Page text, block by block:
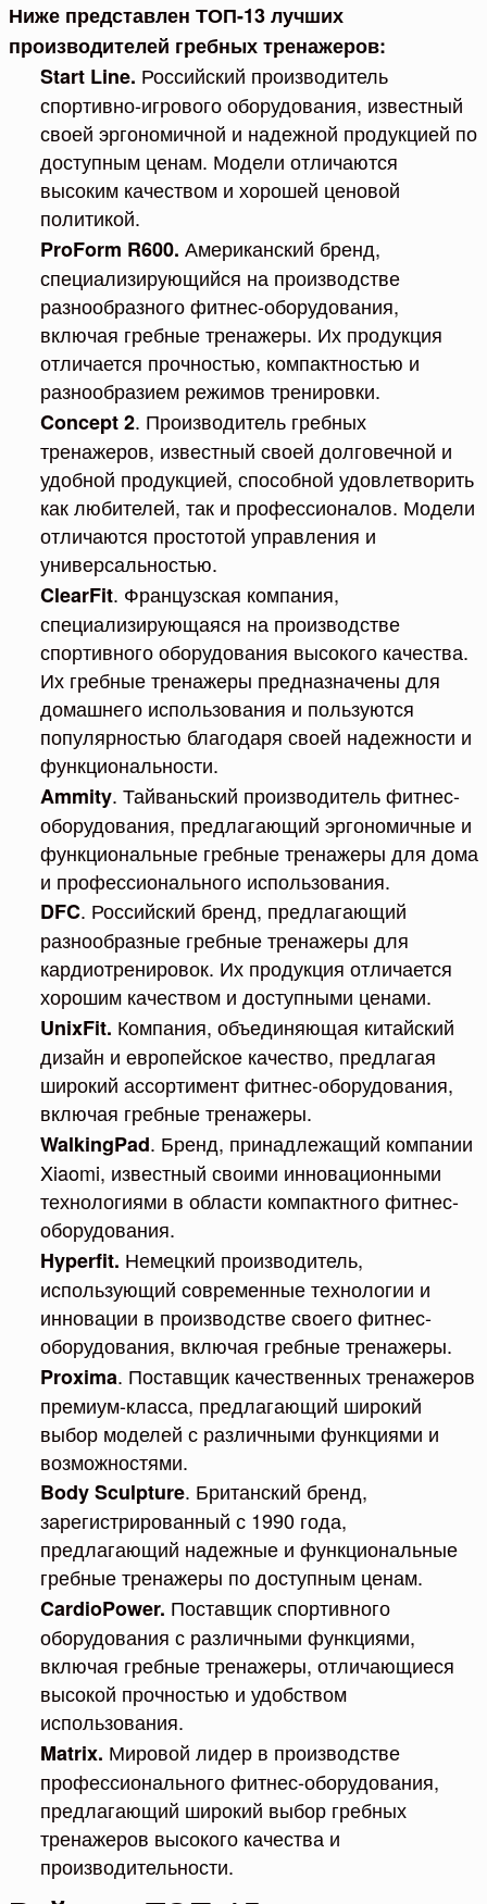
Ниже представлен ТОП-13 лучших
производителей гребных тренажеров:
Start Line. Российский производитель
спортивно-игрового оборудования, известный
своей эргономичной и надежной продукцией по
доступным ценам. Модели отличаются
высоким качеством и хорошей ценовой
политикой.
ProForm R600. Американский бренд,
специализирующийся на производстве
разнообразного фитнес-оборудования,
включая гребные тренажеры. Их продукция
отличается прочностью, компактностью и
разнообразием режимов тренировки.
Concept 2. Производитель гребных
тренажеров, известный своей долговечной и
удобной продукцией, способной удовлетворить
как любителей, так и профессионалов. Модели
отличаются простотой управления и
универсальностью.
ClearFit. Французская компания,
специализирующаяся на производстве
спортивного оборудования высокого качества.
Их гребные тренажеры предназначены для
домашнего использования и пользуются
популярностью благодаря своей надежности и
функциональности.
Ammity. Тайваньский производитель фитнес-
оборудования, предлагающий эргономичные и
функциональные гребные тренажеры для дома
и профессионального использования.
DFC. Российский бренд, предлагающий
разнообразные гребные тренажеры для
кардиотренировок. Их продукция отличается
хорошим качеством и доступными ценами.
UnixFit. Компания, объединяющая китайский
дизайн и европейское качество, предлагая
широкий ассортимент фитнес-оборудования,
включая гребные тренажеры.
WalkingPad. Бренд, принадлежащий компании
Xiaomi, известный своими инновационными
технологиями в области компактного фитнес-
оборудования.
Hyperfit. Немецкий производитель,
использующий современные технологии и
инновации в производстве своего фитнес-
оборудования, включая гребные тренажеры.
Proxima. Поставщик качественных тренажеров
премиум-класса, предлагающий широкий
выбор моделей с различными функциями и
возможностями.
Body Sculpture. Британский бренд,
зарегистрированный с 1990 года,
предлагающий надежные и функциональные
гребные тренажеры по доступным ценам.
CardioPower. Поставщик спортивного
оборудования с различными функциями,
включая гребные тренажеры, отличающиеся
высокой прочностью и удобством
использования.
Matrix. Мировой лидер в производстве
профессионального фитнес-оборудования,
предлагающий широкий выбор гребных
тренажеров высокого качества и
производительности.